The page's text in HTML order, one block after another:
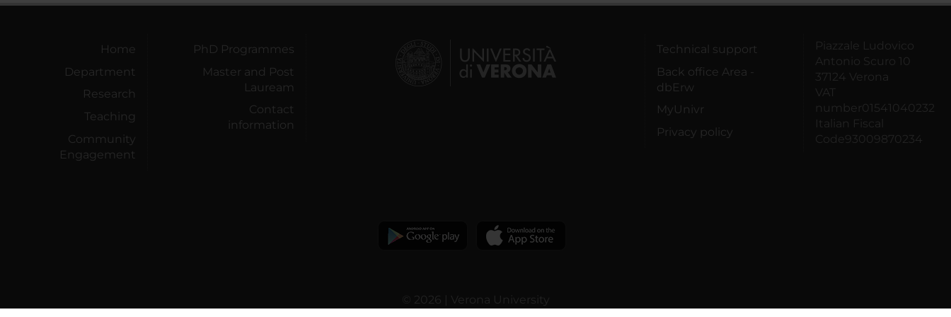
Home
Department
Research
Teaching
Community
Engagement
PhD Programmes
Master and Post
Lauream
Contact
information
Technical support
Back office Area -
dbErw
MyUnivr
Privacy policy
Piazzale Ludovico
Antonio Scuro 10
37124 Verona
VAT
number01541040232
Italian Fiscal
Code93009870234
© 2026 | Verona University